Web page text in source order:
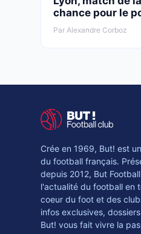
chance pour le
Par Alexandre Corboz
Crée en 1969, But! est
du football français.
depuis 2012, But
l'actualité du football en
coeur du foot et des
infos exclusives,
But! vous fait vivre la